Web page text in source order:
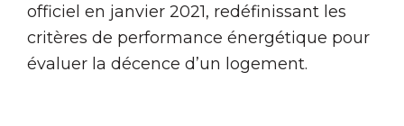
officiel en janvier 2021, redéfinissant les
critères de performance énergétique pour
évaluer la décence d’un logement.